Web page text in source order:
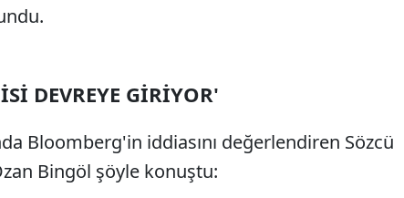
DEVREYE GİRİYOR'
Bloomberg'in iddiasını değerlendiren Sözcü
Bingöl şöyle konuştu: